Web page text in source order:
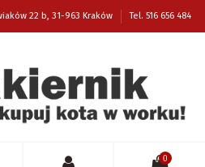
22 b, 31-963 Kraków Tel. 516 656 484
0